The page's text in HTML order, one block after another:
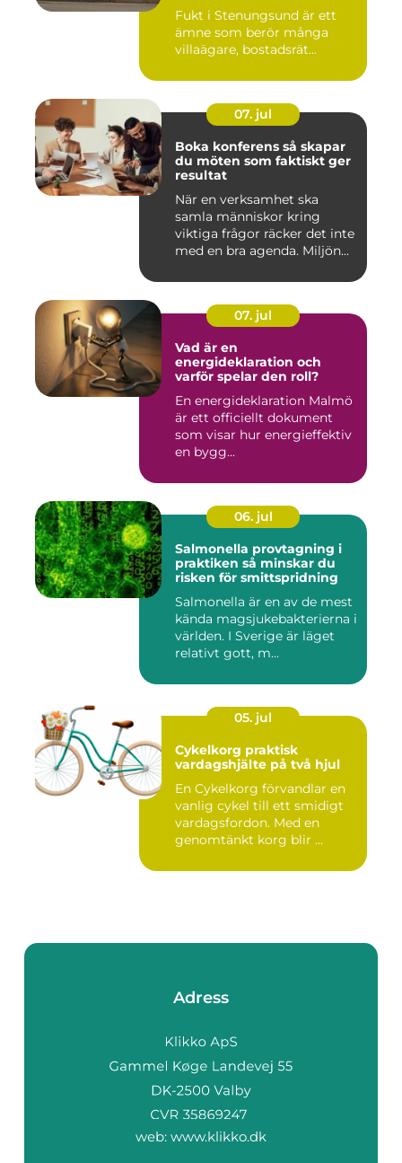
Fukt i Stenungsund är ett
ämne som berör många
villaägare, bostadsrät...
07. jul
Boka konferens så skapar
du möten som faktiskt ger
resultat
När en verksamhet ska
samla människor kring
viktiga frågor räcker det inte
med en bra agenda. Miljön...
07. jul
Vad är en
energideklaration och
varför spelar den roll?
En energideklaration Malmö
är ett officiellt dokument
som visar hur energieffektiv
en bygg...
06. jul
Salmonella provtagning i
praktiken så minskar du
risken för smittspridning
Salmonella är en av de mest
kända magsjukebakterierna i
världen. I Sverige är läget
relativt gott, m...
05. jul
Cykelkorg praktisk
vardagshjälte på två hjul
En Cykelkorg förvandlar en
vanlig cykel till ett smidigt
vardagsfordon. Med en
genomtänkt korg blir ...
Adress
web: www.klikko.dk